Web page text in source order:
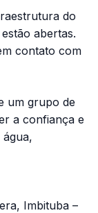
do
abertas.
contato com
um grupo de
a confiança e
Imbituba –